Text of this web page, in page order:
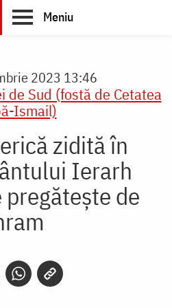
Meniu
2023 13:46
de Sud (fostă de Cetatea
Ismail)
zidită în
Ierarh
pregăteşte de